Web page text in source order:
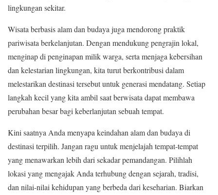
lingkungan sekitar.
Wisata berbasis alam dan budaya juga mendorong praktik
pariwisata berkelanjutan. Dengan mendukung pengrajin lokal,
menginap di penginapan milik warga, serta menjaga kebersihan
dan kelestarian lingkungan, kita turut berkontribusi dalam
melestarikan destinasi tersebut untuk generasi mendatang. Setiap
langkah kecil yang kita ambil saat berwisata dapat membawa
perubahan besar bagi keberlanjutan sebuah tempat.
Kini saatnya Anda menyapa keindahan alam dan budaya di
destinasi terpilih. Jangan ragu untuk menjelajah tempat-tempat
yang menawarkan lebih dari sekadar pemandangan. Pilihlah
lokasi yang mengajak Anda terhubung dengan sejarah, tradisi,
dan nilai-nilai kehidupan yang berbeda dari keseharian. Biarkan